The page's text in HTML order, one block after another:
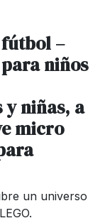
fútbol –
niños
niñas, a
micro
un universo